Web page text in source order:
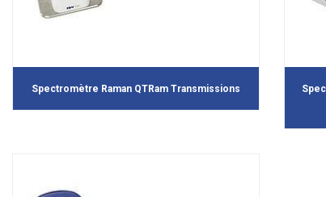
Spectromètre Raman QTRam Transmissions